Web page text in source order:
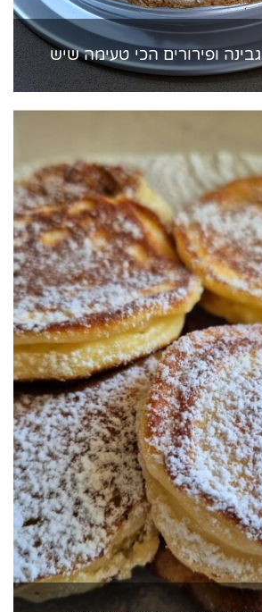
ופירורים הכי טעימה שיש